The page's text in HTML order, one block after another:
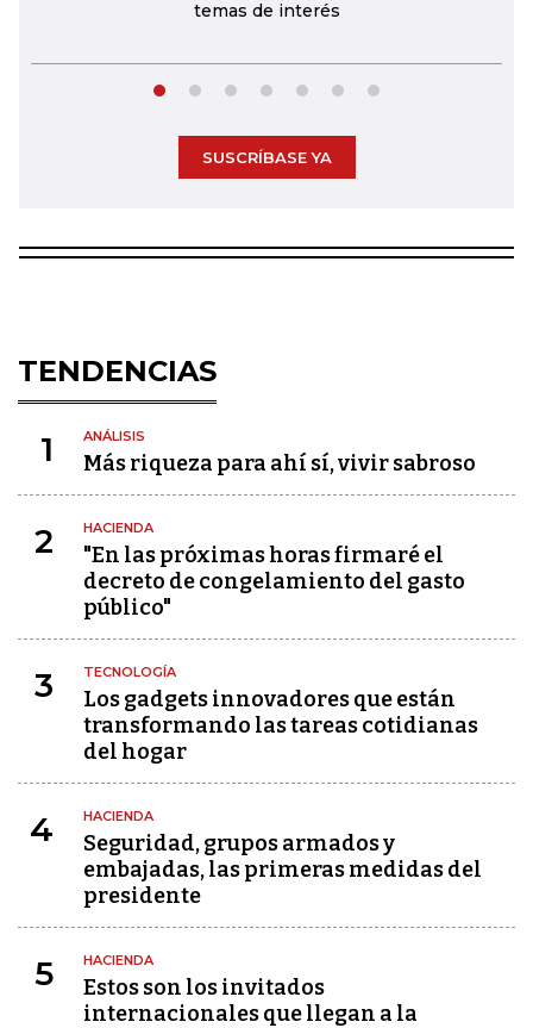
temas de interés
SUSCRÍBASE YA
TENDENCIAS
1 ANÁLISIS
Más riqueza para ahí sí, vivir sabroso
2 HACIENDA
"En las próximas horas firmaré el
decreto de congelamiento del gasto
público"
3 TECNOLOGÍA
Los gadgets innovadores que están
transformando las tareas cotidianas
del hogar
4 HACIENDA
Seguridad, grupos armados y
embajadas, las primeras medidas del
presidente
5 HACIENDA
Estos son los invitados
internacionales que llegan a la